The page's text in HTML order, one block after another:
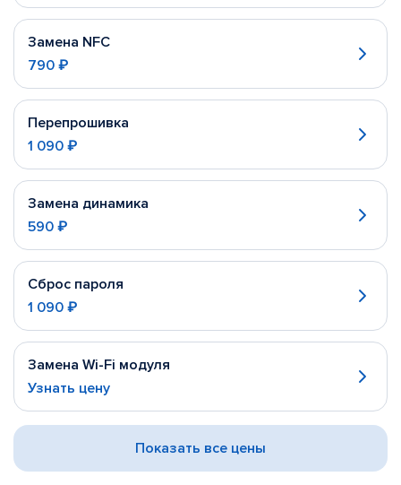
Замена NFC
790 ₽
Перепрошивка
1 090 ₽
Замена динамика
590 ₽
Сброс пароля
1 090 ₽
Замена Wi-Fi модуля
Узнать цену
Показать все цены